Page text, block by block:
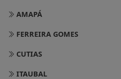
AMAPÁ
FERREIRA GOMES
CUTIAS
ITAUBAL